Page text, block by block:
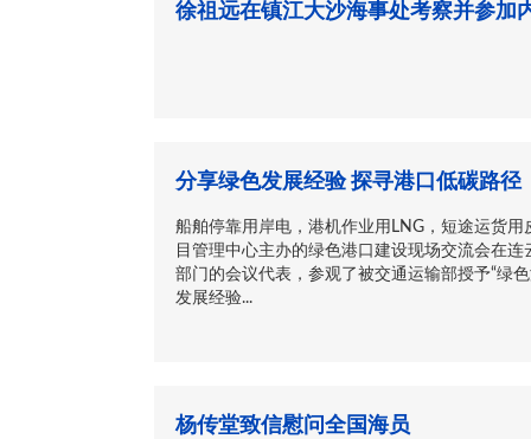
徐祖远在镇江大沙海事处考察并参加
分享绿色发展经验 探寻港口低碳路径
船舶停靠用岸电，港机作业用LNG，短途运货
目管理中心主办的绿色港口建设现场交流会在
部门的会议代表，参观了被交通运输部授予“绿
发展经验...
杨传堂致信慰问全国海员